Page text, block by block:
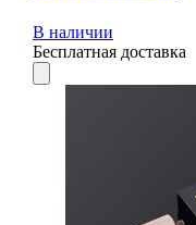
В наличии
Бесплатная доставка